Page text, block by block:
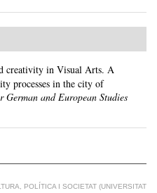
creativity in Visual Arts. A
processes in the city of
German and European Studies
POLÍTICA I SOCIETAT (UNIVERSITAT